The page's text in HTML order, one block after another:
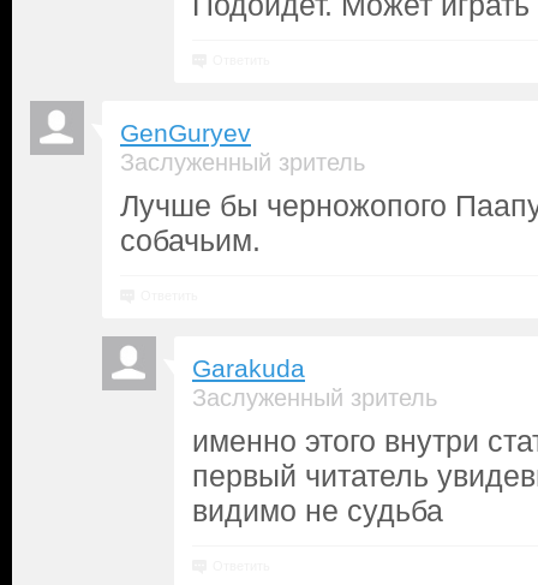
GenGuryev
Заслуженный зритель
Лучше бы черножопого
собачьим.
Garakuda
Заслуженный зритель
именно этого внутри
первый читатель
видимо не судьба